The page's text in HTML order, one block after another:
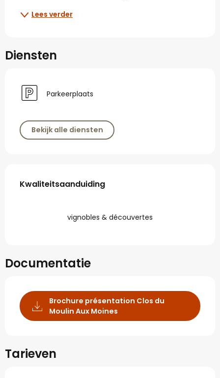
Lees verder
Diensten
Parkeerplaats
Bekijk alle diensten
Dienstverlening
Kwaliteitsaanduiding
Kwaliteitsaanduiding
vignobles & découvertes
Documentatie
Brochure présentation Clos du
Moulin Aux Moines
Tarieven